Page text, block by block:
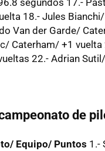
segundos 17.-
18.- Jules
Van der Garde/
Caterham/ +1
22.- Adrian
de
Equipo/ Puntos 1.-